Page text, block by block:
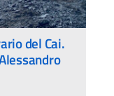
del Cai.